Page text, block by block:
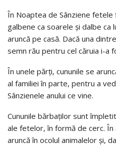
În Noaptea de Sânziene
galbene ca soarele și dalbe ca
aruncă pe casă. Dacă una
semn rău pentru cel căruia i-a
În unele părți, cununile se
al familiei în parte, pentru a
Sânzienele anului ce vine.
Cununile bărbaților sunt
ale fetelor, în formă de cerc.
aruncă în ocolul animalelor și,